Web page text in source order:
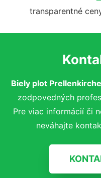
transparentné
Biely plot
zodpovedných
Pre viac informácií či
neváhajte